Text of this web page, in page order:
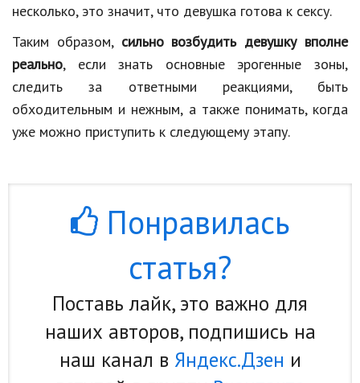
несколько, это значит, что девушка готова к сексу.
Таким образом, сильно возбудить девушку вполне
реально, если знать основные эрогенные зоны,
следить за ответными реакциями, быть
обходительным и нежным, а также понимать, когда
уже можно приступить к следующему этапу.
Понравилась
статья?
Поставь лайк, это важно для
наших авторов, подпишись на
наш канал в Яндекс.Дзен и